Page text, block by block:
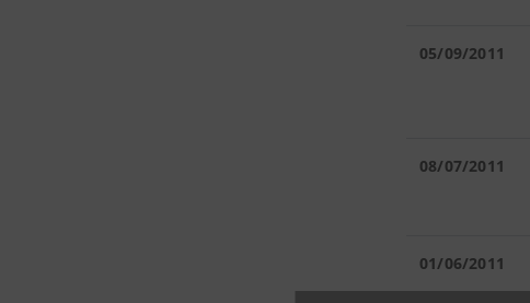
05/09/2011
08/07/2011
01/06/2011